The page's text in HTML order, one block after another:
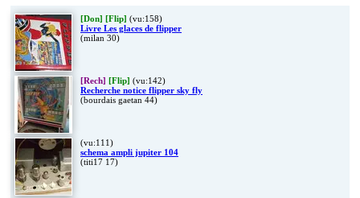
[Don] [Flip] (vu:158)
Livre Les glaces de flipper
(milan 30)
[Rech] [Flip] (vu:142)
Recherche notice flipper sky fly
(bourdais gaetan 44)
(vu:111)
schema ampli jupiter 104
(titi17 17)